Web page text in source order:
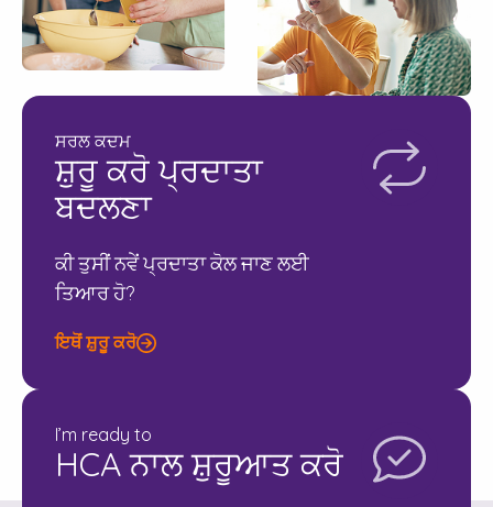
ਸਰਲ ਕਦਮ
ਸ਼ੁਰੂ ਕਰੋ ਪ੍ਰਦਾਤਾ
ਬਦਲਣਾ
ਕੀ ਤੁਸੀਂ ਨਵੇਂ ਪ੍ਰਦਾਤਾ ਕੋਲ ਜਾਣ ਲਈ
ਤਿਆਰ ਹੋ?
ਇਥੋਂ ਸ਼ੁਰੂ ਕਰੋ
I’m ready to
HCA ਨਾਲ ਸ਼ੁਰੂਆਤ ਕਰੋ